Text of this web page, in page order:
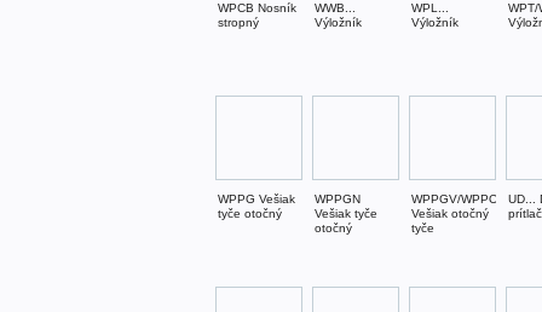
WPCB Nosník
stropný
WWB...
Výložník
WPL...
Výložník
WPT/
WPPG Vešiak
tyče otočný
WPPGN
Vešiak tyče
otočný
WPPGV/WPPOV
Vešiak otočný
tyče
UD...